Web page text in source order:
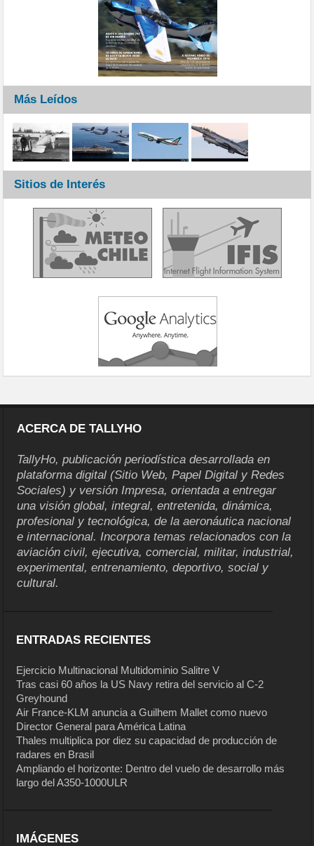
Más Leídos
Sitios de Interés
ACERCA DE TALLYHO
TallyHo, publicación periodística desarrollada en
plataforma digital (Sitio Web, Papel Digital y Redes
Sociales) y versión Impresa, orientada a entregar
una visión global, integral, entretenida, dinámica,
profesional y tecnológica, de la aeronáutica nacional
e internacional. Incorpora temas relacionados con la
aviación civil, ejecutiva, comercial, militar, industrial,
experimental, entrenamiento, deportivo, social y
cultural.
ENTRADAS RECIENTES
Ejercicio Multinacional Multidominio Salitre V
Tras casi 60 años la US Navy retira del servicio al C-2
Greyhound
Air France-KLM anuncia a Guilhem Mallet como nuevo
Director General para América Latina
Thales multiplica por diez su capacidad de producción de
radares en Brasil
Ampliando el horizonte: Dentro del vuelo de desarrollo más
largo del A350-1000ULR
IMÁGENES